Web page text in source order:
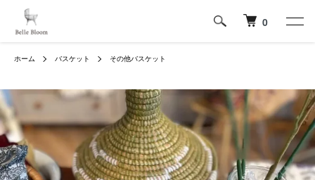
0
ホーム バスケット その他バスケット